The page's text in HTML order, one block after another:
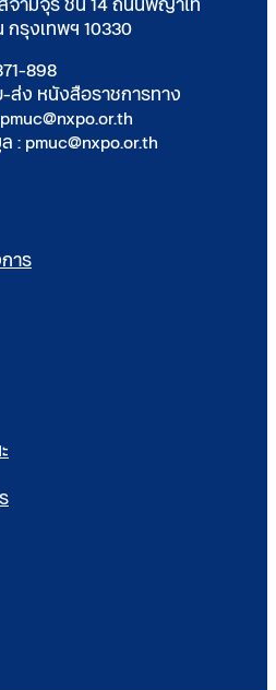
จามจุรี ชั้น 14 ถนนพญาไท
รุงเทพฯ 10330
898
ส่ง หนังสือราชการทาง
pmuc@nxpo.or.th
าร